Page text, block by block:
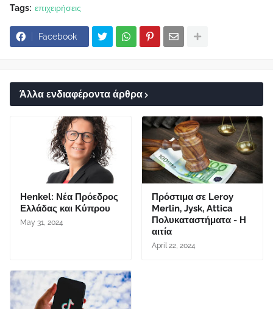
Tags: επιχειρήσεις
Facebook
Άλλα ενδιαφέροντα άρθρα
Henkel: Νέα Πρόεδρος
Ελλάδας και Κύπρου
May 31, 2024
Πρόστιμα σε Leroy
Merlin, Jysk, Attica
Πολυκαταστήματα - Η
αιτία
April 22, 2024